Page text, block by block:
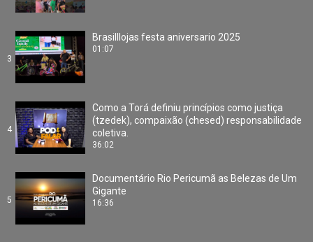
3
Brasilllojas festa aniversario 2025
01:07
4
Como a Torá definiu princípios como justiça
(tzedek), compaixão (chesed) responsabilidade
coletiva.
36:02
5
Documentário Rio Pericumã as Belezas de Um
Gigante
16:36